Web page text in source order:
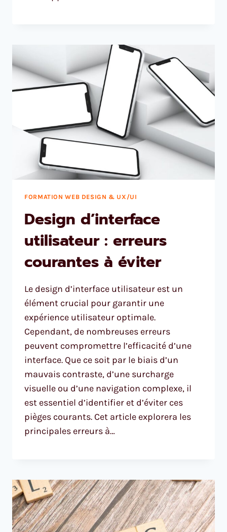
FORMATION WEB DESIGN & UX/UI
Design d’interface
utilisateur : erreurs
courantes à éviter
Le design d’interface utilisateur est un
élément crucial pour garantir une
expérience utilisateur optimale.
Cependant, de nombreuses erreurs
peuvent compromettre l’efficacité d’une
interface. Que ce soit par le biais d’un
mauvais contraste, d’une surcharge
visuelle ou d’une navigation complexe, il
est essentiel d’identifier et d’éviter ces
pièges courants. Cet article explorera les
principales erreurs à…